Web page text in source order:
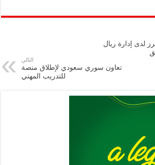
nt
at
A
p
gr
ai
ar
لدى إدارة ريال
التالي
تعاون سوري سعودي لإطلاق منصة
للتدريب المهني